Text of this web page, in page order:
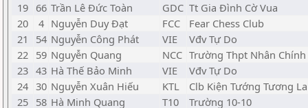
19 66 Trần Lê Đức Toàn GDC Tt Gia Đình Cờ Vua
20
4 Nguyễn Duy Đạt FCC
Fear Chess Club
21
54 Nguyễn Công Phát VIE
Vđv Tự Do
22 59 Nguyễn Quang NCC Trường Thpt Nhân Chính
23 43 Hà Thế Bảo Minh VIE
Vđv Tự Do
24 30 Nguyễn Xuân Hiếu KTL
Clb Kiện Tướng Tương
25 58 Hà Minh Quang T10
Trường 10-10